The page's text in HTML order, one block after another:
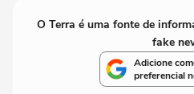
O Terra é uma fonte de
fake
Adicione
preferencial